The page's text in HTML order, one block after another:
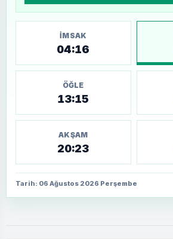
İMSAK
04:16
ÖĞLE
13:15
AKŞAM
20:23
Tarih: 06 Ağustos 2026 Perşembe